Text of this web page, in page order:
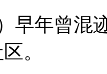
早年曾混
。